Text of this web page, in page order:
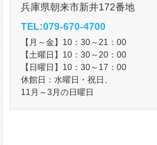
兵庫県朝来市新井172番地
TEL:079-670-4700
【月～金】10：30～21：00
【土曜日】10：30～20：00
【日曜日】10：30～17：00
休館日：水曜日・祝日、
11月～3月の日曜日